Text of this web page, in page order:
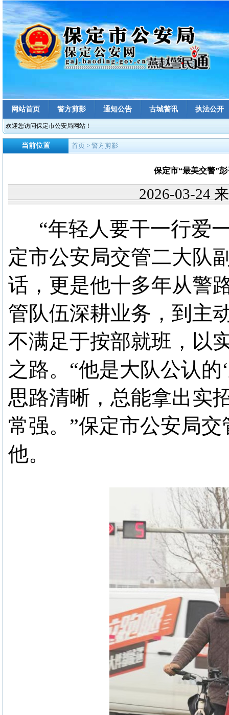
网站首页 警方剪影 通知公告 古城警讯 执法公开
欢迎您访问保定市公安局网站！
当前位置 首页 > 警方剪影
保定市“最美交警”
2026-03-24
“年轻人要干一行爱
定市公安局交管二大队
话，更是他十多年从警
管队伍深耕业务，到主
不满足于按部就班，以
之路。“他是大队公认
思路清晰，总能拿出实
常强。”保定市公安局
他。